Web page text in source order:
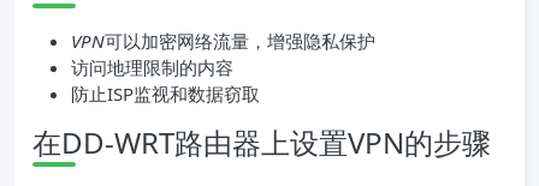
VPN可以加密网络流量，增强隐私保护
访问地理限制的内容
防止ISP监视和数据窃取
在DD-WRT路由器上设置VPN的步骤